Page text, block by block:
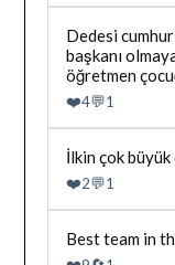
tarafindan
yazilan
gonderiyi
goruntule
Bluesky'da
Dağhan
Irak
tarafindan
yazilan
gonderiyi
goruntule
Dedesi
başkanı
öğretmen
❤️4💬1
Bluesky'da
Dağhan
Irak
tarafindan
yazilan
gonderiyi
İlkin çok büyük
❤️2💬1
Bluesky'da
Dağhan
Best team in